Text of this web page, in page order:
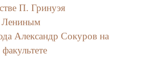
П. Гринуэя
Лениным
Александр Сокуров на